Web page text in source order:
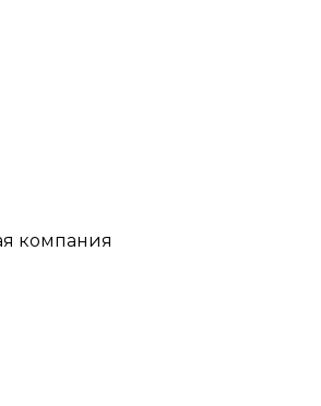
компания